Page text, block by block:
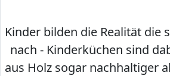
Kinder bilden die Realität die
nach - Kinderküchen sind
aus Holz sogar nachhaltiger